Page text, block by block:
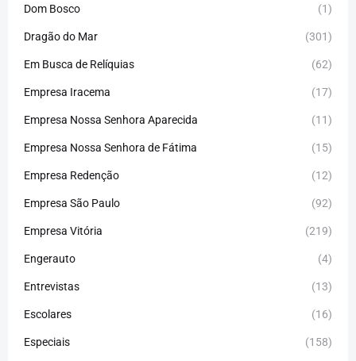
Dom Bosco (1)
Dragão do Mar (301)
Em Busca de Relíquias (62)
Empresa Iracema (17)
Empresa Nossa Senhora Aparecida (11)
Empresa Nossa Senhora de Fátima (15)
Empresa Redenção (12)
Empresa São Paulo (92)
Empresa Vitória (219)
Engerauto (4)
Entrevistas (13)
Escolares (16)
Especiais (158)